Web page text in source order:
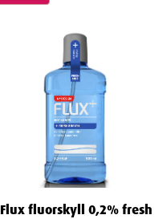
Flux fluorskyll 0,2% fresh